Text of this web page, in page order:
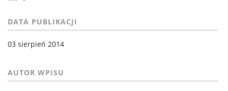
DATA PUBLIKACJI
03 sierpień 2014